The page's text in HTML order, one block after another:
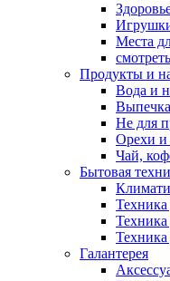
Места
Продукты и
Вода и
Не для
Орехи и
Чай,
Бытовая
Техника
Техника
Галантерея